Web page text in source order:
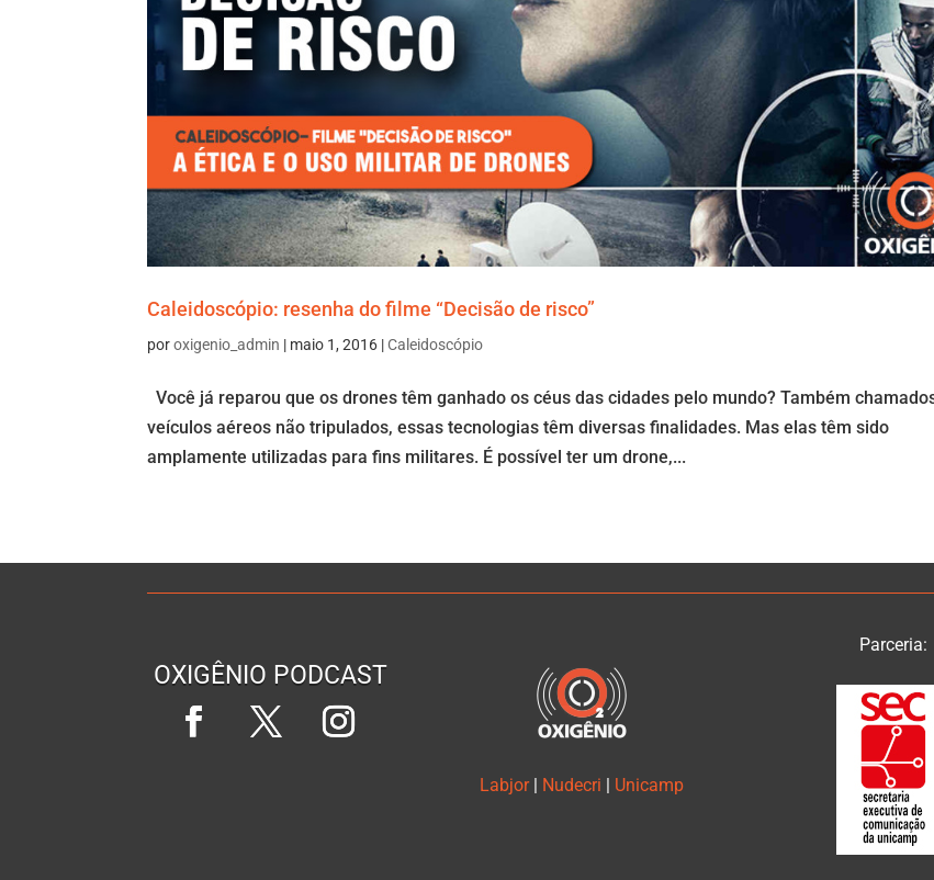
Caleidoscópio: resenha do filme “Decisão de risco”
poroxigenio_admin | maio 1, 2016 |Caleidoscópio
Você já reparou que os drones têm ganhado os céus das cidades pelo mundo? Também
veículos aéreos não tripulados, essas tecnologias têm diversas finalidades. Mas elas têm sido
amplamente utilizadas para fins militares. É possível ter um drone,...
OXIGÊNIO PODCAST
Labjor | Nudecri | Unicamp
Parceria: